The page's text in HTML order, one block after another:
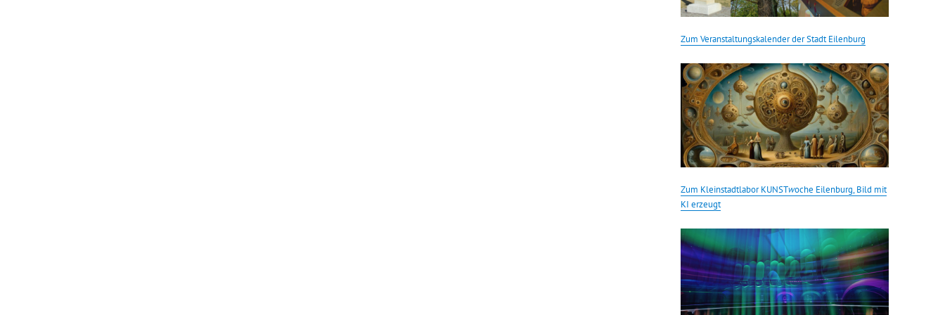
Zum Veranstaltungskalender der Stadt Eilenburg
Zum Kleinstadtlabor KUNSTwoche Eilenburg, Bild mit
KI erzeugt